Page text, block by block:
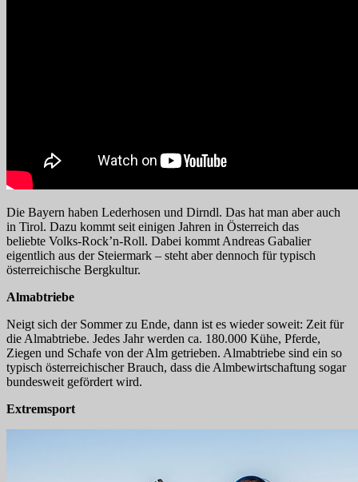
Die Bayern haben Lederhosen und Dirndl. Das hat man aber auch
in Tirol. Dazu kommt seit einigen Jahren in Österreich das
beliebte Volks-Rock’n-Roll. Dabei kommt Andreas Gabalier
eigentlich aus der Steiermark – steht aber dennoch für typisch
österreichische Bergkultur.
Almabtriebe
Neigt sich der Sommer zu Ende, dann ist es wieder soweit: Zeit für
die Almabtriebe. Jedes Jahr werden ca. 180.000 Kühe, Pferde,
Ziegen und Schafe von der Alm getrieben. Almabtriebe sind ein so
typisch österreichischer Brauch, dass die Almbewirtschaftung sogar
bundesweit gefördert wird.
Extremsport